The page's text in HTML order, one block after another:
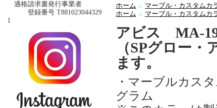
適格請求書発行事業者
登録番号 T881023044329
1
ホーム
＞
マーブル・カスタムカ
ホーム
＞ マーブル・カスタムカ
アビス MA-
（SPグロー
ます。
・マーブルカス
グラム